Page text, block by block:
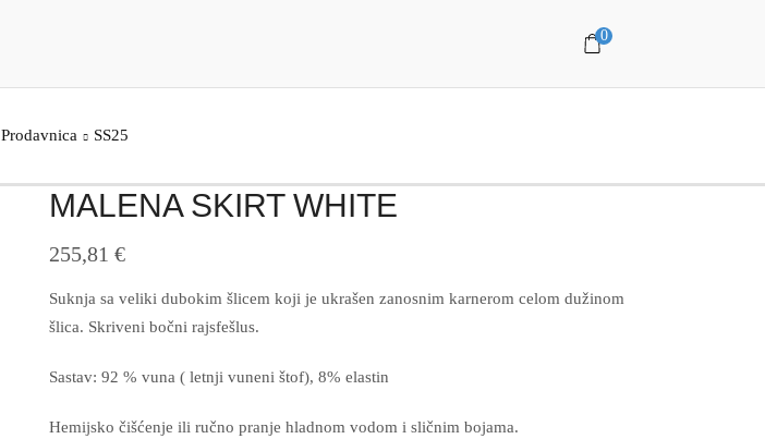
0
Prodavnica SS25
MALENA SKIRT WHITE
255,81 €
Suknja sa veliki dubokim šlicem koji je ukrašen zanosnim karnerom celom dužinom
šlica. Skriveni bočni rajsfešlus.
Sastav: 92 % vuna ( letnji vuneni štof), 8% elastin
Hemijsko čišćenje ili ručno pranje hladnom vodom i sličnim bojama.